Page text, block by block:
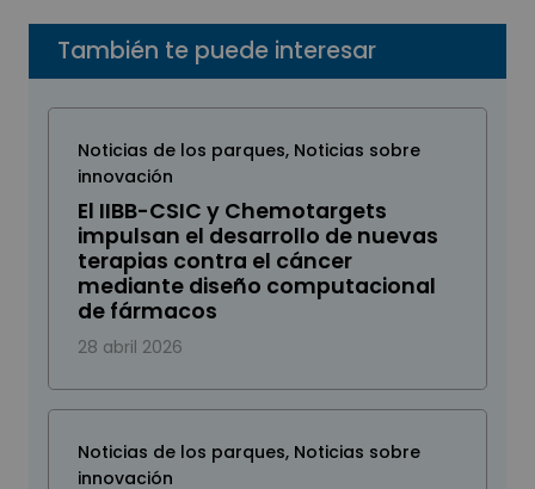
También te puede interesar
Noticias de los parques, Noticias sobre
innovación
El IIBB-CSIC y Chemotargets
impulsan el desarrollo de nuevas
terapias contra el cáncer
mediante diseño computacional
de fármacos
28 abril 2026
Noticias de los parques, Noticias sobre
innovación